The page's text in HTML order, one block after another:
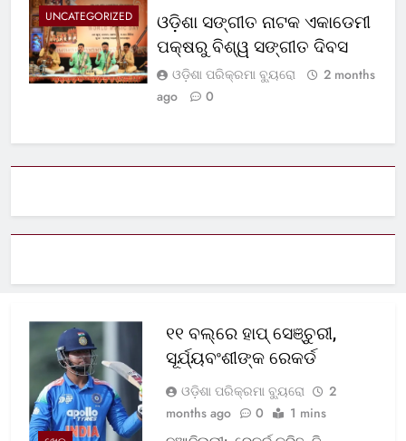
UNCATEGORIZED
ଓଡ଼ିଶା ସଙ୍ଗୀତ ନାଟକ ଏକାଡେମୀ
ପକ୍ଷରୁ ବିଶ୍ୱ ସଙ୍ଗୀତ ଦିବସ
ଓଡ଼ିଶା ପରିକ୍ରମା ବ୍ୟୁରୋ
2 months
ago
0
୧୧ ବଲ୍‌ରେ ହାପ୍ ସେଞ୍ଚୁରୀ,
ସୂର୍ଯ୍ୟବଂଶୀଙ୍କ ରେକର୍ଡ
ଓଡ଼ିଶା ପରିକ୍ରମା ବ୍ୟୁରୋ
2
months ago
0 1 mins